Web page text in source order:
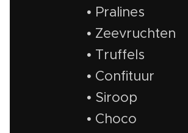
• Pralines
• Zeevruchten
• Truffels
• Confituur
• Siroop
• Choco